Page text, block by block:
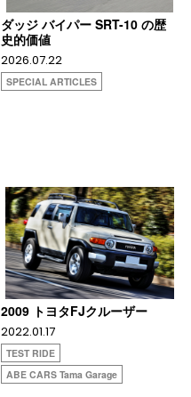
ダッジ バイパー SRT-10 の歴
史的価値
2026.07.22
SPECIAL ARTICLES
2009 トヨタFJクルーザー
2022.01.17
TEST RIDE
ABE CARS Tama Garage